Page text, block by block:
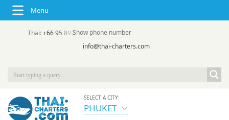
Menu
Thai:+66 95 892 7646(rus/eng) | в России:
Show phone number
info@thai-charters.com
SELECT A CITY:
PHUKET